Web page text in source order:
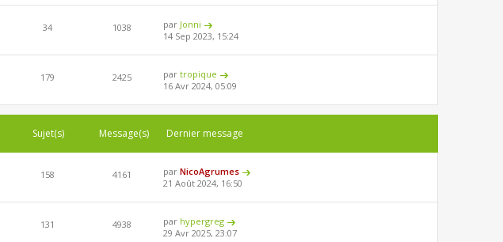
34 1038 par Jonni
14 Sep 2023, 15:24
179 2425 partropique
16 Avr 2024, 05:09
Sujet(s) Message(s) Dernier message
158 4161 parNicoAgrumes
21 Août 2024, 16:50
131 4938 par hypergreg
29 Avr 2025, 23:07